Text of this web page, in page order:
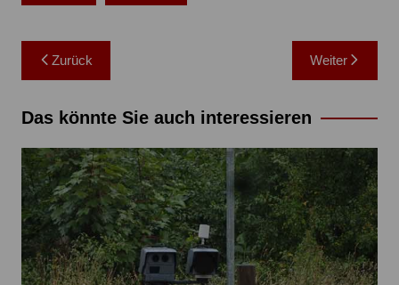
Beitragsnavigation
Zurück Weiter
Das könnte Sie auch interessieren